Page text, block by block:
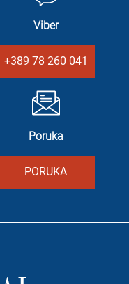
Viber
+389 78 260 041
Poruka
PORUKA